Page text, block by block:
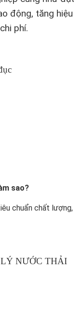
động, tăng hiệu
phí.
sao?
chuẩn chất lượng,